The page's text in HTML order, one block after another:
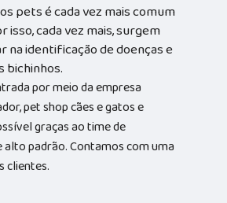
pets é cada vez mais comum
isso, cada vez mais, surgem
na identificação de doenças e
bichinhos.
por meio da empresa
pet shop cães e gatos e
graças ao time de
padrão. Contamos com uma
clientes.